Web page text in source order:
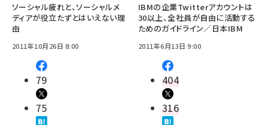
ソーシャル疲れと、ソーシャルメ
ディアが役立たずとはいえない理
由
2011年10月26日 8:00
79
75
IBMの企業Twitterアカウントは
30以上、全社員が自由に活動する
ためのガイドライン／日本IBM
2011年6月13日 9:00
404
316